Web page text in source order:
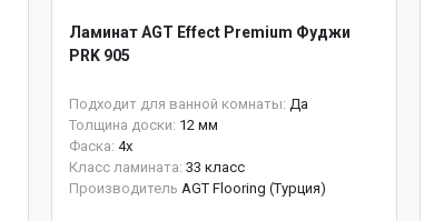
Ламинат AGT Effect Premium Фуджи
PRK 905
Подходит для ванной комнаты: Да
Толщина доски: 12 мм
Фаска: 4x
Класс ламината: 33 класс
Производитель AGT Flooring (Турция)